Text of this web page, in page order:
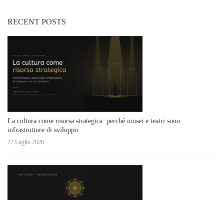
RECENT POSTS
La cultura come risorsa strategica: perché musei e teatri sono
infrastrutture di sviluppo
27 Luglio 2026